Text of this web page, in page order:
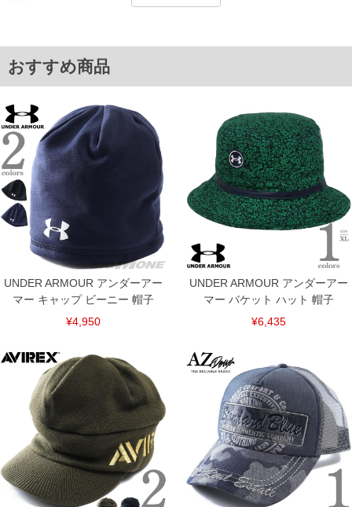
下着(肌着)やワイシャツは商品の性質上、返品交換不可とさせて頂いております。予め
ご了承くださいませ。
裾上げ料金は500円+税となります。
備考欄に股下●cmとご記入下さい。（裾上げ無料対象商品は1本につき税込6,000円以
上の品が対象。1本5,999円以下の商品は有料（500円+税）となります。）
出荷まで約1週間～20日間程お時間を頂く場合がございます。
尚、裾上げした商品は返品・交換不可となりますので、予めご了承下さい。
一部、お直しに対応出来ない商品がございます。(例：裾にファスナーや調節ひもが付
いている、極端なデザインが施されている等)
※商品によって若干のサイズの誤差がございます。また、お客様がご使用の環境（コ
ンピュータ画面）によって、商品の色味が若干異なる場合がございます。予めご了承
ください。
※当店での掲載商品は、実店鋪と在庫を共用しておりますので店頭での売り違い、店
舗からのお取り寄せ等により、お客様にご迷惑をお掛けしてしまう場合がございま
す。そのようなことがない様最大限に努めておりますが、もしあった場合速やかにご
連絡させて頂きますので予めご了承ください。
ITEM INTRODUCTION
おすすめ商品
UNDER ARMOUR アンダーアー
マー キャップ ビーニー 帽子
¥4,950
UNDER ARMOUR アンダーアー
マー バケット ハット 帽子
¥6,435